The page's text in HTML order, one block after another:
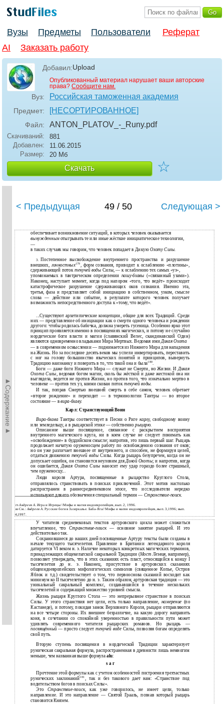
Вузы Предметы Пользователи
Реферат
AI
Заказать работу
Добавил:Upload
Опубликованный материал нарушает ваши авторские
права? Сообщите нам.
Вуз: Российская таможенная академия
Предмет: [НЕСОРТИРОВАННОЕ]
Файл: ANTON_PLATOV_-_Runy.pdf
Скачиваний:
881
Добавлен:
11.06.2015
Размер:
20 Мб
Скачать ☆
►Содержание►
< Предыдущая 49 / 50 Следующая >
обеспечивает возникновение ситуаций, в которых человек оказывается
вынужденным отыгрывать те или иные жёсткие инициатические технологии,
—
в таких случаях мы говорим, что человек попадает в Дикую Охоту Силы.
3. Постепенное высвобождение внутреннего пространства и разрушение
внешних, личностных179
форм сознания, приводит к ослаблению «плотины»,
сдерживающей поток текучей воды Силы, — к ослаблению тех самых «уз»,
упоминаемых в тантрическом определении пашу-бхавы («связанный узами»).
Наконец, наступает момент, когда под напором «того, что ведёт» происходит
катастрофическое разрушение сдерживающих оков сознания. Именно эта,
третья, фаза и представляет собой инициацию в собственном, узком, смысле
слова — действие или событие, в результате которого человек получает
возможность непосредственного доступа к «тому, что ведёт».
...Существуют архетипические концепции, общие для всех Традиций. Среди
них — представление об инициации как о смерти одного человека и рождении
другого: чтобы родилась бабочка, должна умереть гусеница. Особенно ярко этот
принцип проявляется именно в посвящениях магических, и потому не случайно
нордические боги власти и магии (славянский Велес, скандинавский Один)
являются одновременно владыками Мира Мертвых. Ведомая ими Дикая Охота
— в современном осмыслении — поднимается из Нижнего Мира для нападения
на Жизнь. Но за последние десять веков мы успели инвертировать, переставить
с ног на голову большинство языческих понятий и принципов, вывернуть
Традицию наизнанку и поверить в то, что такой она и была180.
Боги — даже боги Нижнего Мира — служат не Смерти, но Жизни. ИДикая
Охота Силы,ведомая богом магии, сколь бы жёсткой и даже жестокой она ни
выглядела, ведется не против Жизни, но против того, что изначально мертво в
человеке — против тех уз, коими скован поток текучей воды.
И так, поправ Смертью внешней смерть в себе самом, человек обретает
«второе рождение» и переходит — в терминологии Тантры — во второе
состояние — ввира-бхаву.
Карл: Странствующий Воин
Вира-бхава Тантры соответствует в Песни о Ригекарлу,свободному воину
или земледельцу, а в рыцарской этике — собственнорыцарю.
Описанное выше посвящение, связанное с раскрытием восприятия
внутреннего магического круга, ни в коем случае не следует понимать как
«освобождение» в буддийском смысле; напротив, это лишь первый шаг. Рыцарь
продолжает начатую оруженосцем работу по освобождению сознания от оков;
но он уже различает внешнее от внутреннего, и способен, не формируя целей,
отдаться движению текучей водыСилы. Когда рыцарь безупречен, когда он не
допускает ошибок, он становится неуловим дляДикой Охоты;и напротив, когда
он ошибается,Дикая Охота Силынаносит ему удар гораздо более страшный,
чем оруженосцу...
Люди короля Артура, посвященные в рыцарство Круглого Стола,
отправлялись странствовать в поисках приключений. Этот мотив настолько
распространен в раннесредневековом эпосе, что исследователи нередко
используют для его обозначения специальный термин — Странствие-поиск.
179 Андреев А.Игра и Игрецы//Мифы и магия индоевропейцев, вып. 2, 1996.
180 См.: Андреев А.Русские боги в Зазеркалье. Баба-Яга//Мифы и магия индоевропейцев, вып. 3,1996; вып.
4,1997.
У читателя средневековых текстов артуровского цикла может сложиться
впечатление, чтоСтранствие-поиск — основное занятие рыцарей. И это
действительно так.
Сохранившиеся до наших дней посвященные Артуру тексты были созданы в
начале текущего тысячелетия. Правление в Британии легендарного короля
датируется VI веком н. э. Наличие некоторых конкретных магических терминов,
принадлежащих общекельтской сакральной Традиции (Мост Лезвия,например),
позволяет утверждать, что в этих сказаниях есть пласт, относящийся к концу I
тысячелетия до н. э. Наконец, присутствие в артуровских сказаниях
общеиндоевропейских мифологических символов (священное Копье, Остров
Яблок и т.д.) свидетельствует о том, что первооснова сказаний восходит как
минимум ко II тысячелетию до н. э. Таким образом, артуровская традиция — это
уникальный сакральный комплекс, создававшийся в течение нескольких
тысячелетий и содержащий множество уровней смысла.
Жизнь рыцаря Круглого Стола — это непрерывное странствие в поисках
Силы. У этого странствия нет цели, есть только направление, намерение (по
Кастанеде), и потому, покидая замок Верховного Короля, рыцари отправляются
на все четыре стороны. Их внешнее безразличие, на какую дорогу направить
коня, в сочетании со спокойной уверенностью в правильности пути может
удивлять современного читателя рыцарских романов. Но рыцарь —
посвящённый— просто следует текучей воде Силы, позволяя богам определять
свой путь.
Вторую ступень посвящения в нордической Традиции характеризует
руническая сакральная формула, распространенная в древности лишь немногим
меньше, чем названная выше формулаalu:
s a r
Прочтение этой формулы как с учетом особенностей построения трехчастных
рунических заклинаний181, так и без такового дает нам: «Странствие под
водительством богов в поисках Силы».
Это Странствие-поиск,
как уже говорилось, не имеет цели, только
направление. И это направление — Святой Грааль, познав который рыцарь
становится Князем.